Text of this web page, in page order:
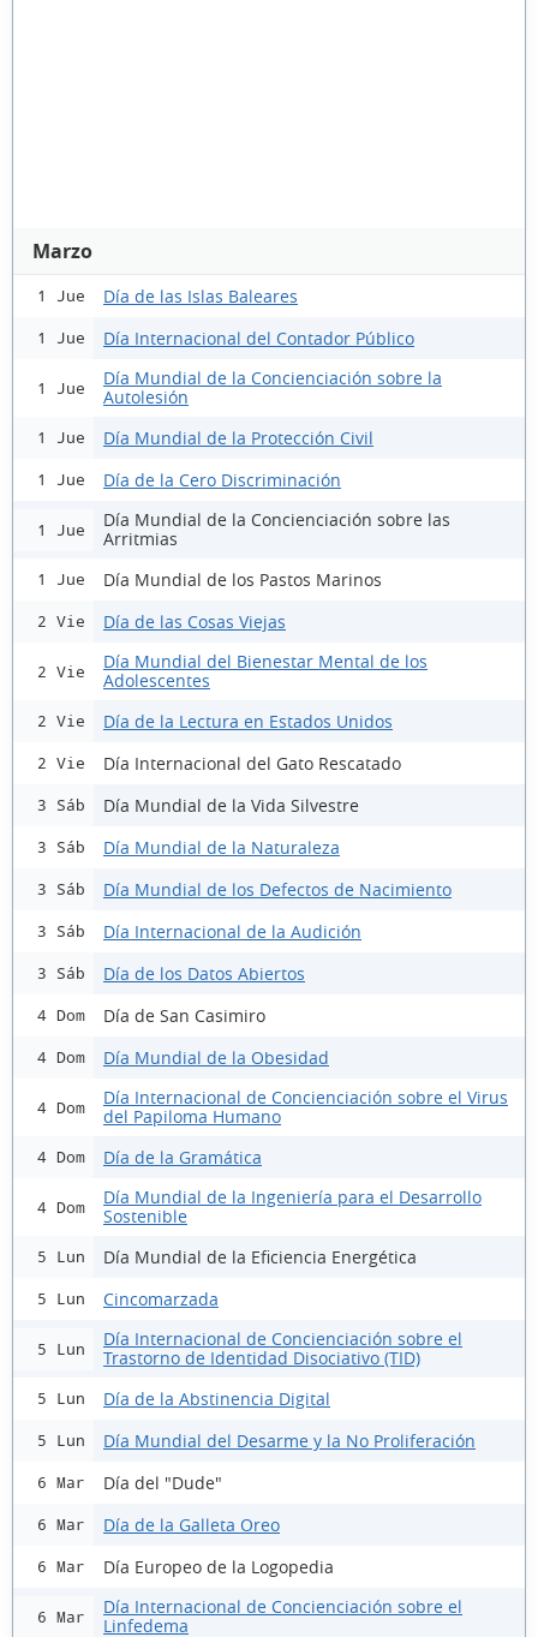
Marzo
1 Jue Día de las Islas Baleares
1 Jue Día Internacional del Contador Público
1 Jue
Día Mundial de la Concienciación sobre la
Autolesión
1 Jue Día Mundial de la Protección Civil
1 Jue Día de la Cero Discriminación
1 Jue
Día Mundial de la Concienciación sobre las
Arritmias
1 Jue Día Mundial de los Pastos Marinos
2 Vie Día de las Cosas Viejas
2 Vie
Día Mundial del Bienestar Mental de los
Adolescentes
2 Vie Día de la Lectura en Estados Unidos
2 Vie Día Internacional del Gato Rescatado
3 Sáb Día Mundial de la Vida Silvestre
3 Sáb Día Mundial de la Naturaleza
3 Sáb Día Mundial de los Defectos de Nacimiento
3 Sáb Día Internacional de la Audición
3 Sáb Día de los Datos Abiertos
4 Dom Día de San Casimiro
4 Dom Día Mundial de la Obesidad
4 Dom
Día Internacional de Concienciación sobre el Virus
del Papiloma Humano
4 Dom Día de la Gramática
4 Dom
Día Mundial de la Ingeniería para el Desarrollo
Sostenible
5 Lun Día Mundial de la Eficiencia Energética
5 Lun Cincomarzada
5 Lun
Día Internacional de Concienciación sobre el
Trastorno de Identidad Disociativo (TID)
5 Lun Día de la Abstinencia Digital
5 Lun Día Mundial del Desarme y la No Proliferación
6 Mar Día del "Dude"
6 Mar Día de la Galleta Oreo
6 Mar Día Europeo de la Logopedia
6 Mar
Día Internacional de Concienciación sobre el
Linfedema